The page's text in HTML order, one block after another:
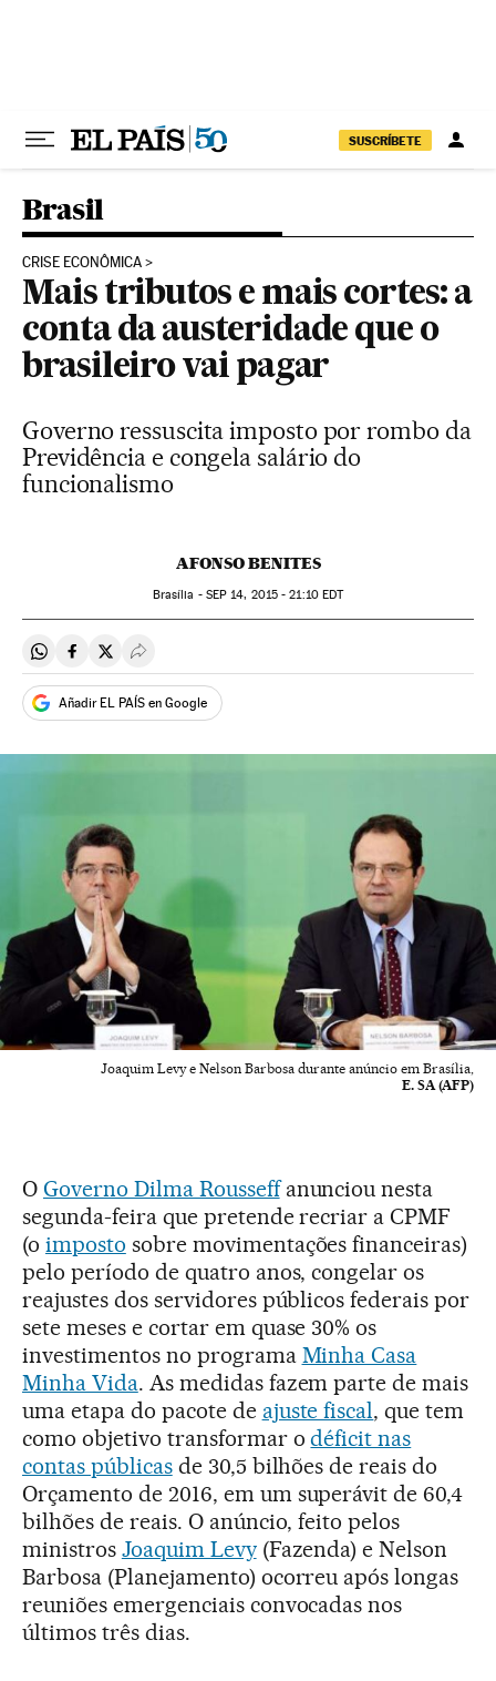
SUSCRÍBETE
Brasil
CRISE ECONÔMICA
Mais tributos e mais cortes: a
conta da austeridade que o
brasileiro vai pagar
Governo ressuscita imposto por rombo da
Previdência e congela salário do
funcionalismo
AFONSO BENITES
Brasília - SEP 14, 2015 - 21:10EDT
Compartir en Whatsapp
Compartir en Facebook
Compartir en Twitter
Desplegar Redes Sociales
Añadir EL PAÍS en Google
Joaquim Levy e Nelson Barbosa durante anúncio em Brasília,
E. SA (AFP)
O Governo Dilma Rousseffanunciou nesta
segunda-feira que pretende recriar a CPMF
(o imposto sobre movimentações financeiras)
pelo período de quatro anos, congelar os
reajustes dos servidores públicos federais por
sete meses e cortar em quase 30% os
investimentos no programa Minha Casa
Minha Vida. As medidas fazem parte de mais
uma etapa do pacote de ajuste fiscal, que tem
como objetivo transformar odéficit nas
contas públicasde 30,5 bilhões de reais do
Orçamento de 2016, em um superávit de 60,4
bilhões de reais. O anúncio, feito pelos
ministros Joaquim Levy(Fazenda) e Nelson
Barbosa (Planejamento) ocorreu após longas
reuniões emergenciais convocadas nos
últimos três dias.